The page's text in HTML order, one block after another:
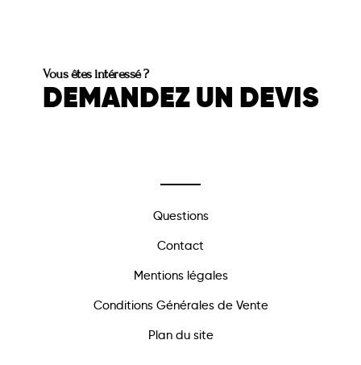
Vous êtes intéressé ?
DEMANDEZ UN DEVIS
Questions
Contact
Mentions légales
Conditions Générales de Vente
Plan du site